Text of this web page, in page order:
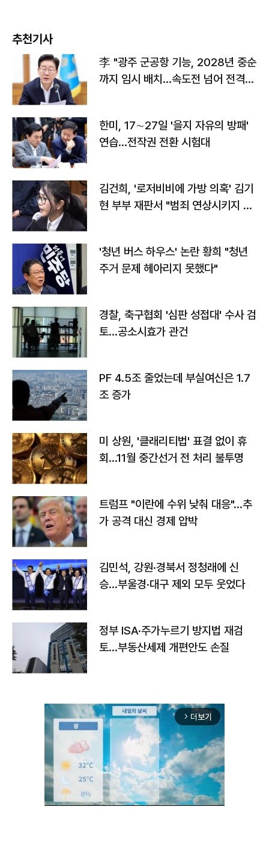
추천기사
李 "광주 군공항 기능, 2028년 중순
까지 임시 배치…속도전 넘어 전격
한미, 17∼27일 '을지 자유의 방패'
연습…전작권 전환 시험대
김건희, '로저비비에 가방 의혹' 김기
현 부부 재판서 "범죄 연상시키지 말
'청년 버스 하우스' 논란 황희 "청년
주거 문제 헤아리지 못했다"
경찰, 축구협회 '심판 성접대' 수사 검
토…공소시효가 관건
PF 4.5조 줄었는데 부실여신은 1.7
조 증가
미 상원, '클래리티법' 표결 없이 휴
회…11월 중간선거 전 처리 불투명
트럼프 "이란에 수위 낮춰 대응"…추
가 공격 대신 경제 압박
김민석, 강원·경북서 정청래에 신
승…부울경·대구 제외 모두 웃었다
정부 ISA·주가누르기 방지법 재검
토…부동산세제 개편안도 손질
arrow_forward_ios 더보기